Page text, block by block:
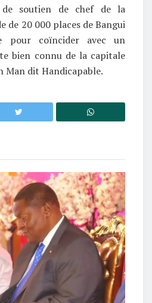
de soutien de chef de la
de 20 000 places de Bangui
pour coïncider avec un
bien connu de la capitale
Man dit Handicapable.